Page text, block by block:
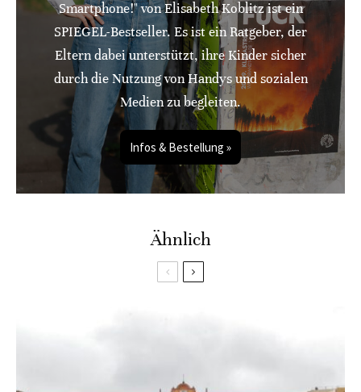
Smartphone!" von Elisabeth Koblitz ist ein
SPIEGEL-Bestseller. Es ist ein Ratgeber, der
Eltern dabei unterstützt, ihre Kinder sicher
durch die Nutzung von Handys und sozialen
Medien zu begleiten.
Infos & Bestellung »
Ähnlich